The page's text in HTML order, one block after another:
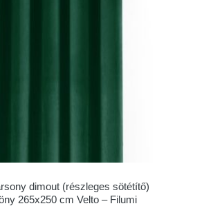
dimout (részleges sötétítő)
265x250 cm Velto – Filumi